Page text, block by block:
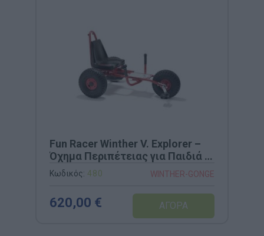
Fun Racer Winther V. Explorer –
Όχημα Περιπέτειας για Παιδιά 4-
12 Ετών (Κωδ. 480)
Κωδικός: 480 WINTHER-GONGE
620,00 €